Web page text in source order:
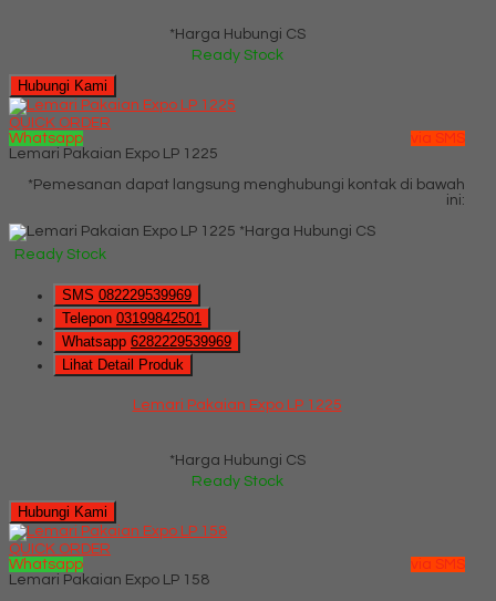
*Harga Hubungi CS
Ready Stock
Hubungi Kami
QUICK ORDER
Whatsapp
via SMS
Lemari Pakaian Expo LP 1225
*Pemesanan dapat langsung menghubungi kontak di bawah
ini:
*Harga Hubungi CS
Ready Stock
SMS 082229539969
Telepon 03199842501
Whatsapp 6282229539969
Lihat Detail Produk
Lemari Pakaian Expo LP 1225
*Harga Hubungi CS
Ready Stock
Hubungi Kami
QUICK ORDER
Whatsapp
via SMS
Lemari Pakaian Expo LP 158